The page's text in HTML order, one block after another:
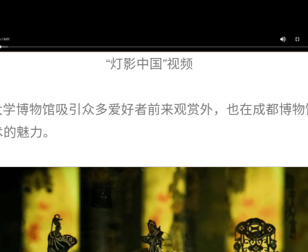
“灯影中国”视频
博物馆吸引众多爱好者前来观赏外，也在成都博
魅力。